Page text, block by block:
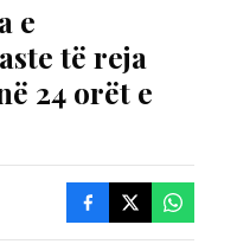
e
të reja
24 orët e